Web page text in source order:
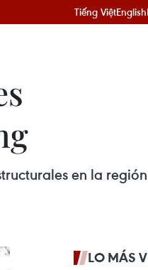
Tiếng ViệtEnglish
en la
LO MÁS